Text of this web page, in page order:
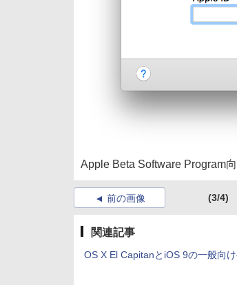
Apple Beta Software Program
前の画像 (3/4)
関連記事
OS X El CapitanとiOS 9の一般向